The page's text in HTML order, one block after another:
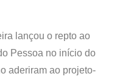
lançou o repto ao
Pessoa no início do
aderiram ao projeto-